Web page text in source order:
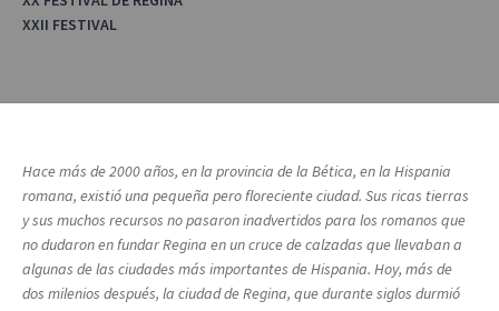
XXII FESTIVAL
Hace más de 2000 años, en la provincia de la Bética, en la Hispania
romana, existió una pequeña pero floreciente ciudad. Sus ricas tierras
y sus muchos recursos no pasaron inadvertidos para los romanos que
no dudaron en fundar Regina en un cruce de calzadas que llevaban a
algunas de las ciudades más importantes de Hispania. Hoy, más de
dos milenios después, la ciudad de Regina, que durante siglos durmió